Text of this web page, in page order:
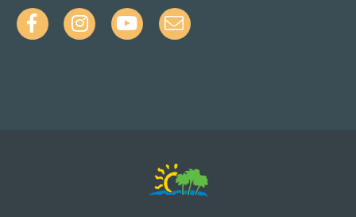
FacebookInstagramYouTubeE-
Mail